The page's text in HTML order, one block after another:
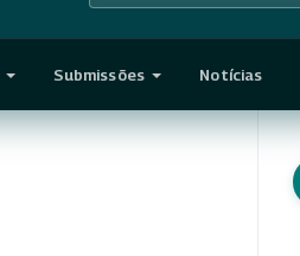
Submissões Notícias